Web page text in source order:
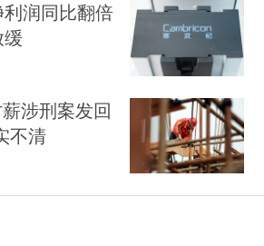
润同比翻倍
缓
涉刑案发回
不清